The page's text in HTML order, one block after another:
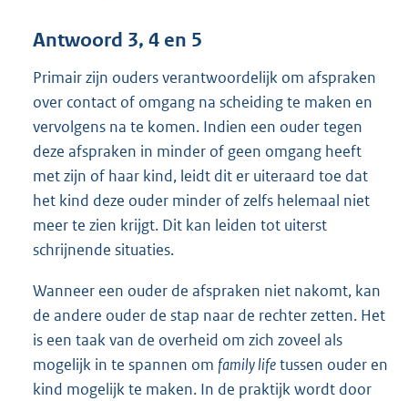
Antwoord 3, 4 en 5
Primair zijn ouders verantwoordelijk om afspraken
over contact of omgang na scheiding te maken en
vervolgens na te komen. Indien een ouder tegen
deze afspraken in minder of geen omgang heeft
met zijn of haar kind, leidt dit er uiteraard toe dat
het kind deze ouder minder of zelfs helemaal niet
meer te zien krijgt. Dit kan leiden tot uiterst
schrijnende situaties.
Wanneer een ouder de afspraken niet nakomt, kan
de andere ouder de stap naar de rechter zetten. Het
is een taak van de overheid om zich zoveel als
mogelijk in te spannen om family lifetussen ouder en
kind mogelijk te maken. In de praktijk wordt door